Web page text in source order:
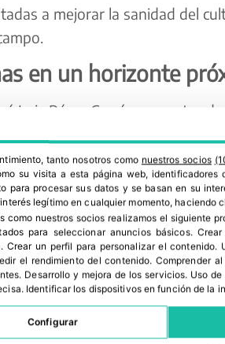
a mejorar la sanidad del
en un horizonte
Luis Pérez García, promotor
la compañía cuenta
avanzado: ROMI 21868
segmento de otoño y
(HR:Bl:29-41EU), así como por
problemática cada vez más
tanto nosotros como nuestros socios
su visita a esta página web,
para procesar sus datos y se basan en su
legítimo en cualquier momento, haciendo
como nuestros socios realizamos el siguiente
para seleccionar anuncios básicos.
. Crear un perfil para personalizar el contenido.
el rendimiento del contenido. Comprender
. Desarrollo y mejora de los servicios. Uso
. Identificar los dispositivos en función de la
Configurar